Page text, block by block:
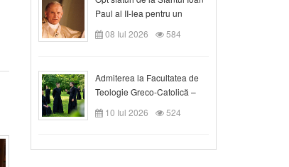
Paul al II-lea pentru un
creștin
08 Iul 2026 584
Admiterea la Facultatea de
Teologie Greco-Catolică –
Departamentul Blaj în anul
universitar 2026/2027
10 Iul 2026 524